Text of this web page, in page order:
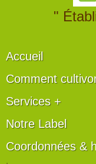
"
Accueil
Comment
Services +
Notre Label
Coordonnées &